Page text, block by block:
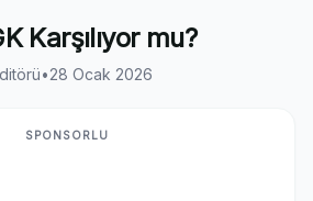
Karşılıyor mu?
•28 Ocak 2026
SPONSORLU